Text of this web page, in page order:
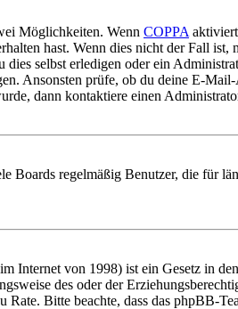
Möglichkeiten. Wenn COPPA
hast. Wenn dies nicht der Fall ist,
selbst erledigen oder ein
Ansonsten prüfe, ob du deine E-Mail-
dann kontaktiere einen
Boards regelmäßig Benutzer, die für
Internet von 1998) ist ein Gesetz in
des oder der
Bitte beachte, dass das phpBB-